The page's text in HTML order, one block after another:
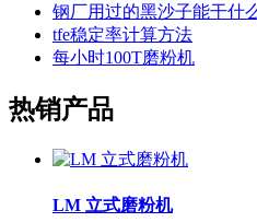
钢厂用过的黑沙子能干什
tfe稳定率计算方法
每小时100T磨粉机
热销产品
LM 立式磨粉机